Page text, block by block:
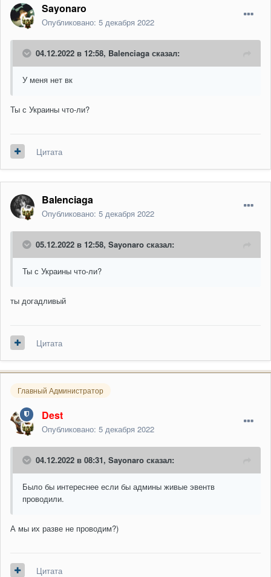
Sayonaro
Опубликовано: 5 декабря 2022
04.12.2022 в 12:58, Balenciaga сказал:
У меня нет вк
Ты с Украины что-ли?
Цитата
Balenciaga
Опубликовано: 5 декабря 2022
05.12.2022 в 12:58, Sayonaro сказал:
Ты с Украины что-ли?
ты догадливый
Цитата
Главный Администратор
Dest
Опубликовано: 5 декабря 2022
04.12.2022 в 08:31, Sayonaro сказал:
Было бы интереснее если бы админы живые эвентв
проводили.
А мы их разве не проводим?)
Цитата